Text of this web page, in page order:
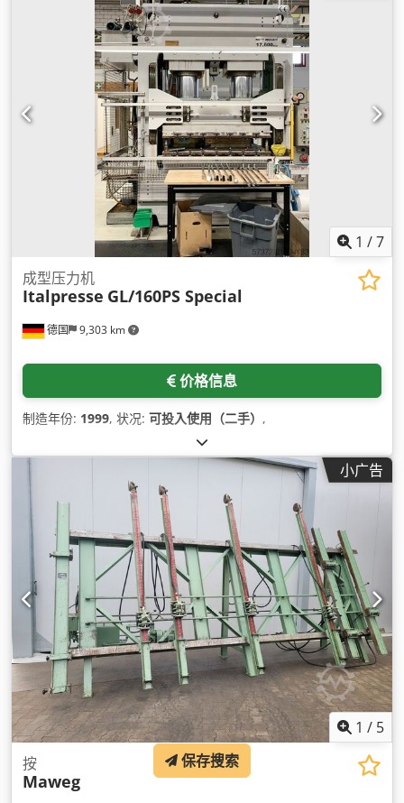
1 /7
德国 9,303 km
成型压力机
Italpresse GL/160PS Special
价格信息
制造年份: 1999, 状况: 可投入使用（二手） ,
小广告
1 / 5
按
Maweg
保存搜索